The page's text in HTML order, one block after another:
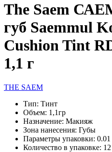
The Saem
губ Saemmul
Cushion Tint
1,1 г
THE SAEM
Тип: Тинт
Объем: 1,1гр
Назначение: Макияж
Зона нанесения: Губы
Параметры упаковки:
Количество в упаковке: 12